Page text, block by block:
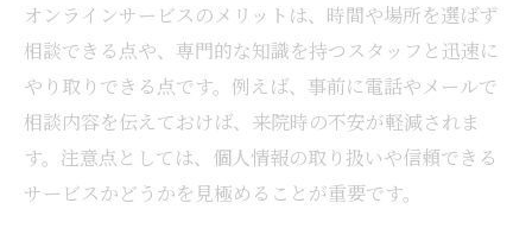
オンラインサービスのメリットは、時間や場所を選ばず
相談できる点や、専門的な知識を持つスタッフと迅速に
やり取りできる点です。例えば、事前に電話やメールで
相談内容を伝えておけば、来院時の不安が軽減されま
す。注意点としては、個人情報の取り扱いや信頼できる
サービスかどうかを見極めることが重要です。